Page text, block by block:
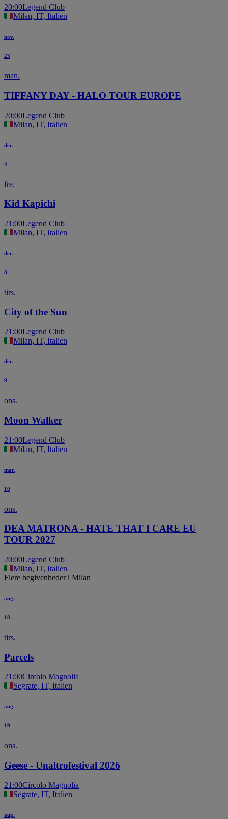
20:00Legend Club
Milan, IT, Italien
nov.
23
man.
TIFFANY DAY - HALO TOUR EUROPE
20:00Legend Club
Milan, IT, Italien
dec.
4
fre.
Kid Kapichi
21:00Legend Club
Milan, IT, Italien
dec.
8
tirs.
City of the Sun
21:00Legend Club
Milan, IT, Italien
dec.
9
ons.
Moon Walker
21:00Legend Club
Milan, IT, Italien
mar.
10
ons.
DEA MATRONA - HATE THAT I CARE EU
TOUR 2027
20:00Legend Club
Milan, IT, Italien
Flere begivenheder i Milan
aug.
18
tirs.
Parcels
21:00Circolo Magnolia
Segrate, IT, Italien
aug.
19
ons.
Geese - Unaltrofestival 2026
21:00Circolo Magnolia
Segrate, IT, Italien
aug.